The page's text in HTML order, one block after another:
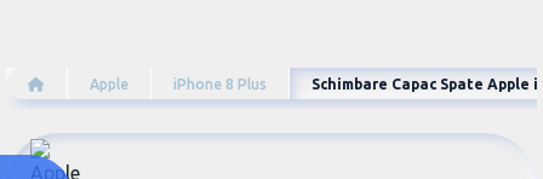
Apple iPhone 8 Plus Schimbare Capac Spate Apple